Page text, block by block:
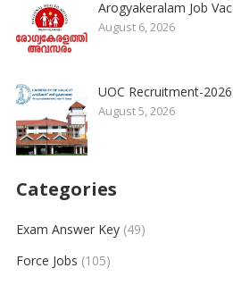
Arogyakeralam Job
August 6, 2026
UOC Recruitment-
August 5, 2026
Categories
Exam Answer Key(49)
Force Jobs (105)